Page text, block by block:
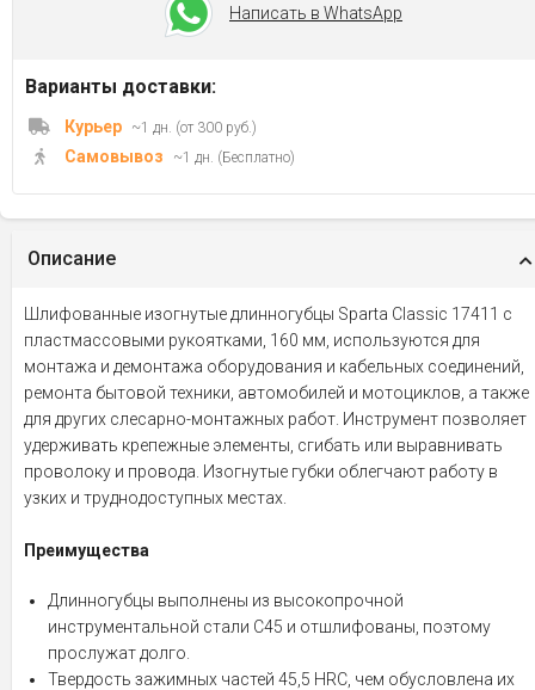
Написать в WhatsApp
Варианты доставки:
Курьер ~1 дн. (от 300 руб.)
Самовывоз ~1 дн. (Бесплатно)
Описание
Шлифованные изогнутые длинногубцы Sparta Classic 17411 с
пластмассовыми рукоятками, 160 мм, используются для
монтажа и демонтажа оборудования и кабельных соединений,
ремонта бытовой техники, автомобилей и мотоциклов, а также
для других слесарно-монтажных работ. Инструмент позволяет
удерживать крепежные элементы, сгибать или выравнивать
проволоку и провода. Изогнутые губки облегчают работу в
узких и труднодоступных местах.
Преимущества
Длинногубцы выполнены из высокопрочной
инструментальной стали C45 и отшлифованы, поэтому
прослужат долго.
Твердость зажимных частей 45,5 HRC, чем обусловлена их